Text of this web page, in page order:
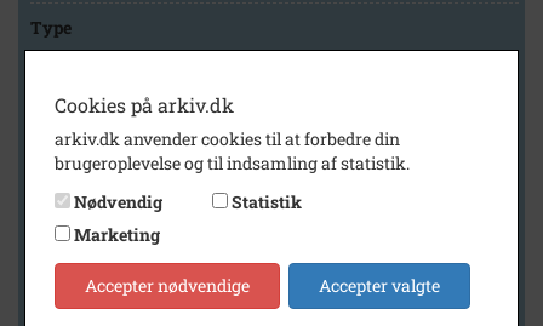
Type
Arkiv
Slagelse Stads- og Lokalarkiv
Cookies på arkiv.dk
arkiv.dk anvender cookies til at forbedre din
brugeroplevelse og til indsamling af statistik.
Nødvendig
Statistik
Marketing
Accepter nødvendige Accepter valgte